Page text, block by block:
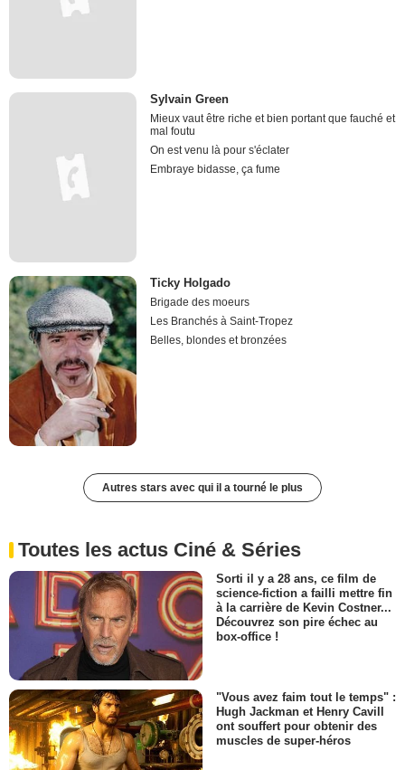
Sylvain Green
Mieux vaut être riche et bien portant que fauché et
mal foutu
On est venu là pour s'éclater
Embraye bidasse, ça fume
Ticky Holgado
Brigade des moeurs
Les Branchés à Saint-Tropez
Belles, blondes et bronzées
Autres stars avec qui il a tourné le plus
Toutes les actus Ciné & Séries
Sorti il y a 28 ans, ce film de
science-fiction a failli mettre fin
à la carrière de Kevin Costner...
Découvrez son pire échec au
box-office !
"Vous avez faim tout le temps" :
Hugh Jackman et Henry Cavill
ont souffert pour obtenir des
muscles de super-héros